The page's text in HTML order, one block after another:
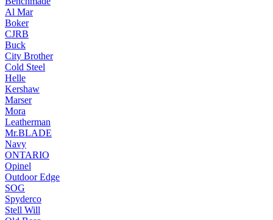
Al Mar
Boker
CJRB
Buck
City Brother
Cold Steel
Helle
Kershaw
Marser
Mora
Leatherman
Mr.BLADE
Navy
ONTARIO
Opinel
Outdoor Edge
SOG
Spyderco
Stell Will